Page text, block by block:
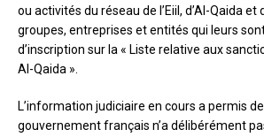
ou activités du réseau de l’Eiil, d’Al-Qaida et
groupes, entreprises et entités qui leurs
d’inscription sur la « Liste relative aux
Al-Qaida ».
L’information judiciaire en cours a permis
gouvernement français n’a délibérément